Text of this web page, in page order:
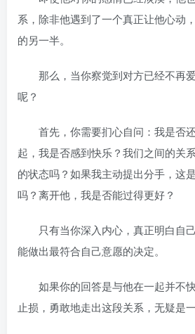
系，除非他遇到了一个真正让他心动
的另一半。
那么，当你察觉到对方已经不再
呢？
首先，你需要扪心自问：我是否
起，我是否感到快乐？我们之间的关
的状态吗？如果我主动提出分手，这
吗？离开他，我是否能过得更好？
只有当你深入内心，真正明白自
能做出最符合自己意愿的决定。
如果你的回答是与他在一起并不
止损，勇敢地走出这段关系，无疑是